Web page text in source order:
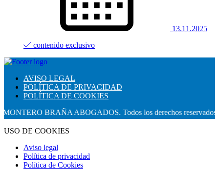
13.11.2025
contenido exclusivo
AVISO LEGAL
POLÍTICA DE PRIVACIDAD
POLÍTICA DE COOKIES
BRAÑA ABOGADOS. Todos los derechos reservados.
USO DE COOKIES
Aviso legal
Política de privacidad
Política de Cookies